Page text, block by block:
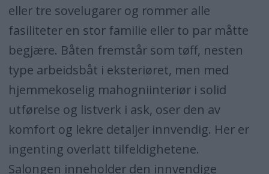
eller tre sovelugarer og rommer alle
fasiliteter en stor familie eller to par måtte
begjære. Båten fremstår som tøff, nesten
type arbeidsbåt i eksteriøret, men med
hjemmekoselig mahogniinteriør i solid
utførelse og listverk i ask, oser den av
komfort og lekre detaljer innvendig. Her er
ingenting overlatt tilfeldighetene.
Salongen inneholder den innvendige